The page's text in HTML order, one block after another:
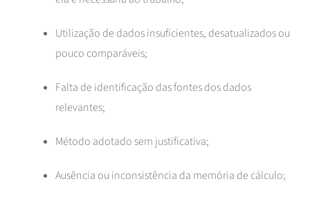
Utilização de dados insuficientes, desatualizados ou
pouco comparáveis;
Falta de identificação das fontes dos dados
relevantes;
Método adotado sem justificativa;
Ausência ou inconsistência da memória de cálculo;